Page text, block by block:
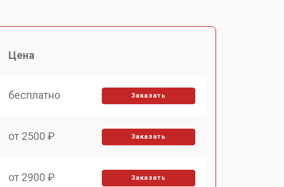
Цена
бесплатно Заказать
от 2500 ₽ Заказать
от 2900 ₽ Заказать